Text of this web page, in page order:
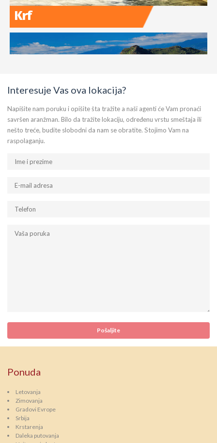
Interesuje Vas ova lokacija?
Napišite nam poruku i opišite šta tražite a naši agenti će Vam pronaći
savršen aranžman. Bilo da tražite lokaciju, određenu vrstu smeštaja ili
nešto treće, budite slobodni da nam se obratite. Stojimo Vam na
raspolaganju.
Ponuda
Letovanja
Zimovanja
Gradovi Evrope
Srbija
Krstarenja
Daleka putovanja